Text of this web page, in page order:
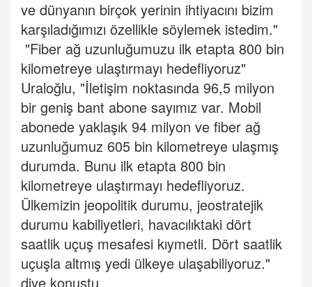
ve dünyanın birçok yerinin ihtiyacını bizim
karşıladığımızı özellikle söylemek istedim."
"Fiber ağ uzunluğumuzu ilk etapta 800 bin
kilometreye ulaştırmayı hedefliyoruz"
Uraloğlu, "İletişim noktasında 96,5 milyon
bir geniş bant abone sayımız var. Mobil
abonede yaklaşık 94 milyon ve fiber ağ
uzunluğumuz 605 bin kilometreye ulaşmış
durumda. Bunu ilk etapta 800 bin
kilometreye ulaştırmayı hedefliyoruz.
Ülkemizin jeopolitik durumu, jeostratejik
durumu kabiliyetleri, havacılıktaki dört
saatlik uçuş mesafesi kıymetli. Dört saatlik
uçuşla altmış yedi ülkeye ulaşabiliyoruz."
diye konuştu.